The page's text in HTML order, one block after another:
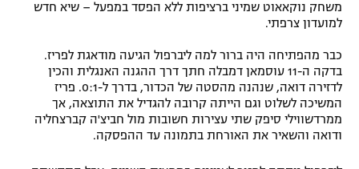
תקנון עבור פעילות ספורט 1 – "מרלן"
גיימינג E-Sports
תנאי שימוש
מדיניות פרטיות
בייסבול MLB
ספורט אתגרי ואקסטרים
אומנויות לחימה
גיימינג E-Sports
משחק נוקאאוט שמיני ברציפות ללא הפסד במפעל – שיא חדש
למועדון צרפתי.
כבר מהפתיחה היה ברור למה ליברפול הגיעה מודאגת לפריז.
בדקה ה-11 עוסמאן דמבלה חתך דרך ההגנה האנגלית והכין
לדזירה דואה, שנהנה מהסטה של הכדור, בדרך ל-0:1. פריז
המשיכה לשלוט וגם הייתה קרובה להגדיל את התוצאה, אך
ממרדשווילי סיפק שתי עצירות חשובות מול חביצ'ה קברצחליה
ודואה והשאיר את האורחת בתמונה עד ההפסקה.